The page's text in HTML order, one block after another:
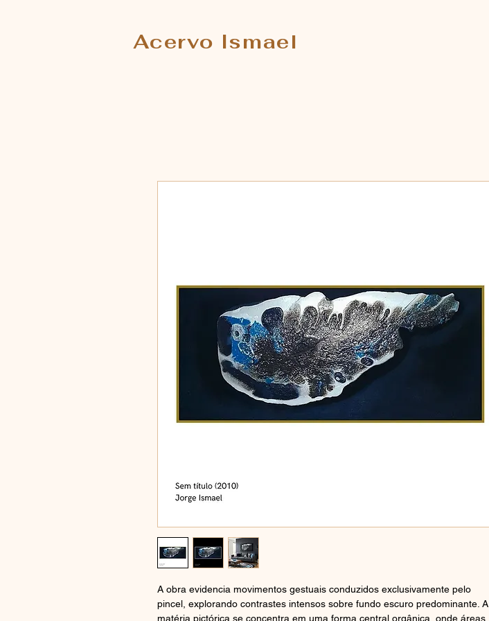
Acervo Ismael
A obra evidencia movimentos gestuais conduzidos exclusivamente pelo
pincel, explorando contrastes intensos sobre fundo escuro predominante. A
matéria pictórica se concentra em uma forma central orgânica, onde áreas